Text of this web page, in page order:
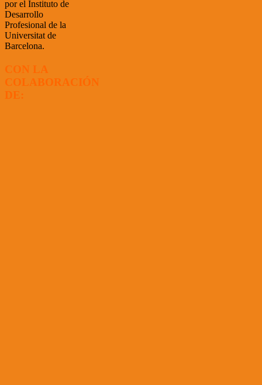
por el Instituto de
Desarrollo
Profesional de la
Universitat de
Barcelona.
CON LA
COLABORACIÓN
DE: